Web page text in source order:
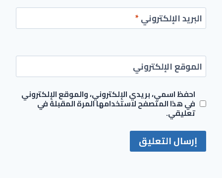
البريد الإلكتروني*
الموقع الإلكتروني
احفظ اسمي، بريدي الإلكتروني، والموقع الإلكتروني
في هذا المتصفح لاستخدامها المرة المقبلة في
تعليقي.